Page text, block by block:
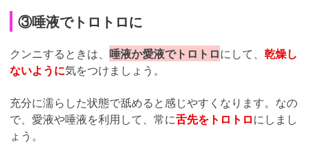
③唾液でトロトロに
クンニするときは、 唾液か愛液でトロトロにして、 乾燥し
ないように気をつけましょう。
充分に濡らした状態で舐めると感じやすくなります。なの
で、愛液や唾液を利用して、常に舌先をトロトロにしまし
ょう。